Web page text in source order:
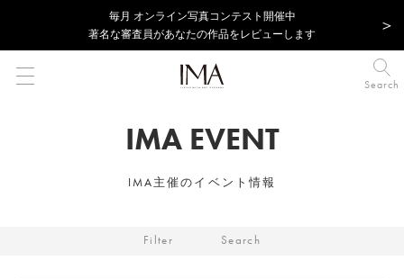
毎⽉ オンライン写真コンテスト開催中
著名な審査員があなたの作品をレビューします
Search
IMA EVENT
IMA主催のイベント情報
Filter Search